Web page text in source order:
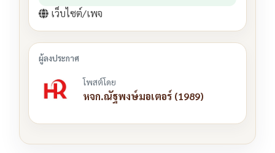
เว็บไซต์/เพจ
โพสต์โดย
หจก.ณัฐพงษ์มอเตอร์ (1989)